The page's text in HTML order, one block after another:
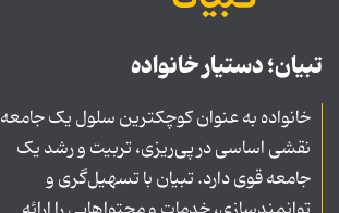
تبیان؛ دستیار خانواده
خانواده به عنوان کوچکترین سلول یک جامعه
نقشی اساسی در پی‌ریزی، تربیت و رشد یک
جامعه قوی دارد. تبیان با تسهیل‌گری و